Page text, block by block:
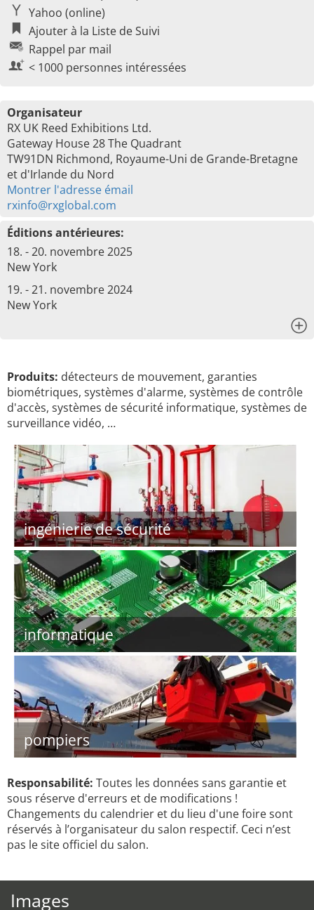
Yahoo (online)
Ajouter à la Liste de Suivi
Rappel par mail
< 1000 personnes intéressées
Organisateur
RX UK Reed Exhibitions Ltd.
Gateway House 28 The Quadrant
TW91DN Richmond, Royaume-Uni de Grande-Bretagne
et d'Irlande du Nord
Montrer l'adresse émail
rxinfo@rxglobal.com
Éditions antérieures:
18. - 20. novembre 2025
New York
19. - 21. novembre 2024
New York
Produits: détecteurs de mouvement, garanties
biométriques, systèmes d'alarme, systèmes de contrôle
d'accès, systèmes de sécurité informatique, systèmes de
surveillance vidéo, …
ingénierie de sécurité
informatique
pompiers
Responsabilité: Toutes les données sans garantie et
sous réserve d'erreurs et de modifications !
Changements du calendrier et du lieu d'une foire sont
réservés à l’organisateur du salon respectif. Ceci n’est
pas le site officiel du salon.
Images